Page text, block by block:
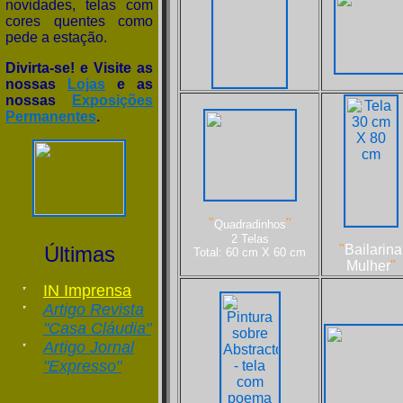
novidades, telas com
cores quentes como
pede a estação.
Divirta-se! e Visite as
nossas
Lojas e as
nossas
Exposições
Permanentes.
Últimas
IN Imprensa
Artigo Revista
"Casa Cláudia"
Artigo Jornal
"Expresso"
"Quadradinhos"
2 Telas
Total: 60 cm X 60 cm
" Bailarina
Mulher"